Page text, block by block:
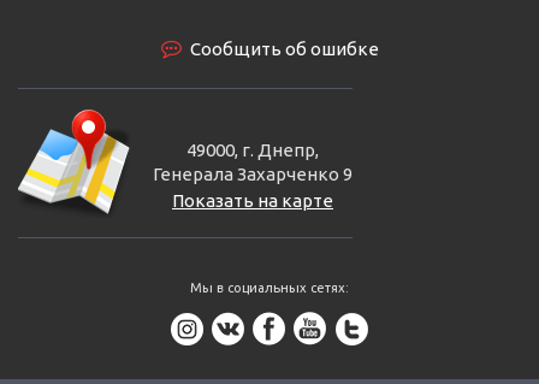
Сообщить об ошибке
49000, г. Днепр,
Генерала Захарченко 9
Показать на карте
Мы в социальных сетях: